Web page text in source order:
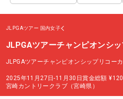
JLPGAツアー 国内女子
JLPGAツアーチャンピオンシ
JLPGAツアーチャンピオンシップリコー
2025年11月27日-11月30日賞金総額
宮崎カントリークラブ（宮崎県）